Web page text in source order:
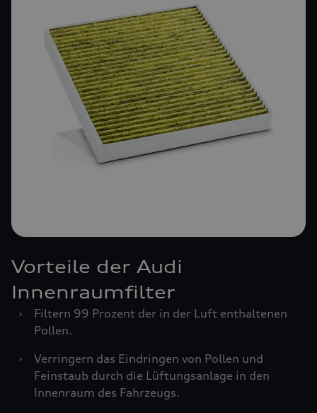
Vorteile der Audi
Innenraumfilter
›
Filtern 99 Prozent der in der Luft enthaltenen
Pollen.
›
Verringern das Eindringen von Pollen und
Feinstaub durch die Lüftungsanlage in den
Innenraum des Fahrzeugs.